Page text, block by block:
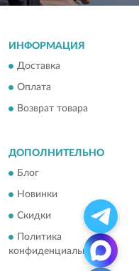
ИНФОРМАЦИЯ
Доставка
Оплата
Возврат товара
ДОПОЛНИТЕЛЬНО
Блог
Новинки
Скидки
Политика
конфиденциальности